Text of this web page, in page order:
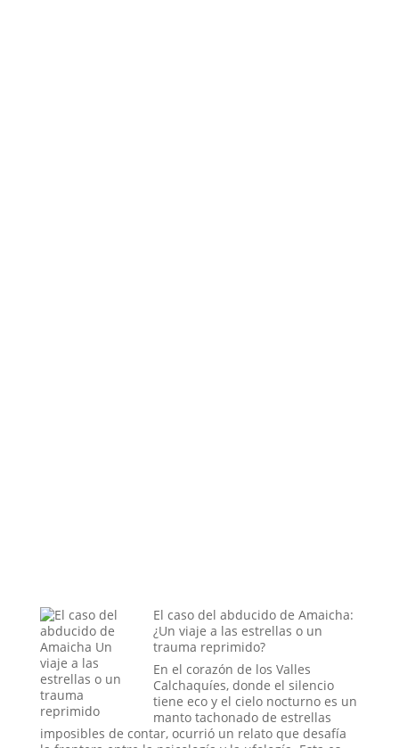
El caso del abducido de Amaicha:
¿Un viaje a las estrellas o un
trauma reprimido?
En el corazón de los Valles
Calchaquíes, donde el silencio
tiene eco y el cielo nocturno es un
manto tachonado de estrellas
imposibles de contar, ocurrió un relato que desafía